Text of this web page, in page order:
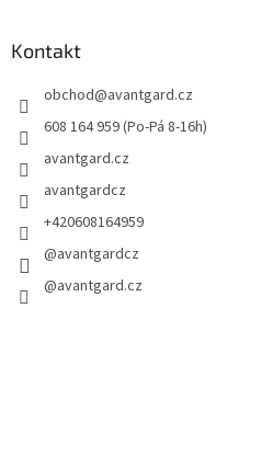
Kontakt
obchod@avantgard.cz
608 164 959 (Po-Pá 8-16h)
avantgard.cz
avantgardcz
+420608164959
@avantgardcz
@avantgard.cz